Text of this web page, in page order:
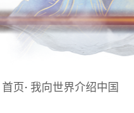
首页· 我向世界介绍中国